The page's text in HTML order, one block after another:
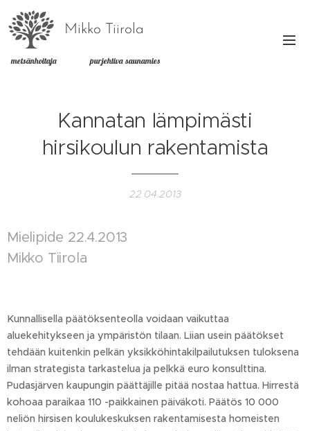
Mikko Tiirola
metsänhoitaja purjehtiva saunamies
Kannatan lämpimästi
hirsikoulun rakentamista
22.04.2013
Mielipide 22.4.2013
Mikko Tiirola
Kunnallisella päätöksenteolla voidaan vaikuttaa
aluekehitykseen ja ympäristön tilaan. Liian usein päätökset
tehdään kuitenkin pelkän yksikköhintakilpailutuksen tuloksena
ilman strategista tarkastelua ja pelkkä euro konsulttina.
Pudasjärven kaupungin päättäjille pitää nostaa hattua. Hirrestä
kohoaa paraikaa 110 -paikkainen päiväkoti. Päätös 10 000
neliön hirsisen koulukeskuksen rakentamisesta homeisten